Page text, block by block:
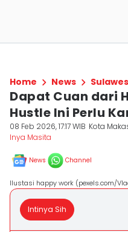
Home News
Dapat Cuan dari
Hustle Ini Perlu
08 Feb 2026, 17:17 WIB Kota
Inya Masita
News Channel
Ilustasi happy work (pexels.com/
Intinya Sih